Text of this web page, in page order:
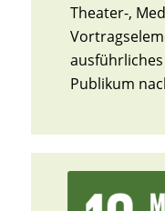
Theater-,
Publikum